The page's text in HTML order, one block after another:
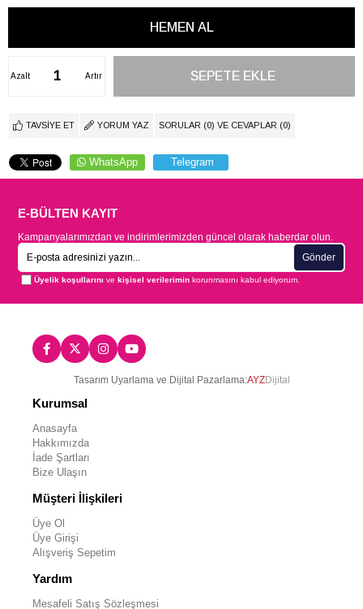
Artır
Azalt
TAVSIYE ET YORUM YAZ SORULAR (0) VE CEVAPLAR (0)
WhatsApp Telegram
E-BÜLTEN KAYIT
Kampanyalarımızdan ve indirimlerimizden güncel olarak haberdar olun.
Gönder
Üyelik koşullarını vekişisel verilerimin korunmasını kabul ediyorum.
Tasarım Uyarlama ve Dijital Pazarlama:AYZDijital
Kurumsal
Anasayfa
Hakkımızda
İade Şartları
Bize Ulaşın
Müşteri İlişkileri
Üye Ol
Üye Girişi
Alışveriş Sepetim
Yardım
Mesafeli Satış Sözleşmesi